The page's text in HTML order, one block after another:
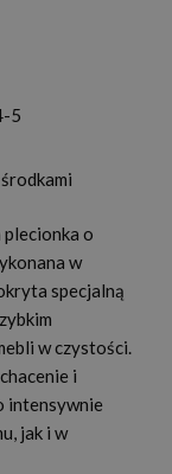
5
o
w
specjalną
w czystości.
i
intensywnie
jak i w